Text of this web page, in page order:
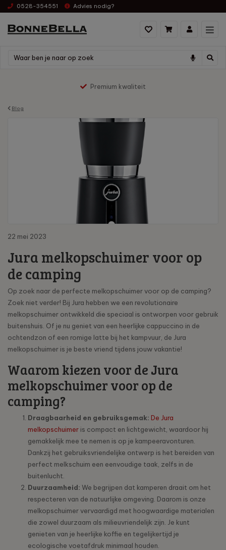
0528-354551 Advies nodig?
Premium kwaliteit
Blog
22 mei 2023
Jura melkopschuimer voor op
de camping
Op zoek naar de perfecte melkopschuimer voor op de camping?
Zoek niet verder! Bij Jura hebben we een revolutionaire
melkopschuimer ontwikkeld die speciaal is ontworpen voor gebruik
buitenshuis. Of je nu geniet van een heerlijke cappuccino in de
ochtendzon of een romige latte bij het kampvuur, de Jura
melkopschuimer is je beste vriend tijdens jouw vakantie!
Waarom kiezen voor de Jura
melkopschuimer voor op de
camping?
Draagbaarheid en gebruiksgemak: De Jura
melkopschuimer is compact en lichtgewicht, waardoor hij
gemakkelijk mee te nemen is op je kampeeravonturen.
Dankzij het gebruiksvriendelijke ontwerp is het bereiden van
perfect melkschuim een eenvoudige taak, zelfs in de
buitenlucht.
Duurzaamheid: We begrijpen dat kamperen draait om het
respecteren van de natuurlijke omgeving. Daarom is onze
melkopschuimer vervaardigd met hoogwaardige materialen
die zowel duurzaam als milieuvriendelijk zijn. Je kunt
genieten van je heerlijke koffie en tegelijkertijd je
ecologische voetafdruk minimaal houden.